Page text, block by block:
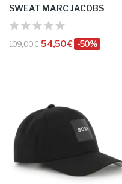
SWEAT MARC JACOBS
109,00 € 54,50 € -50%